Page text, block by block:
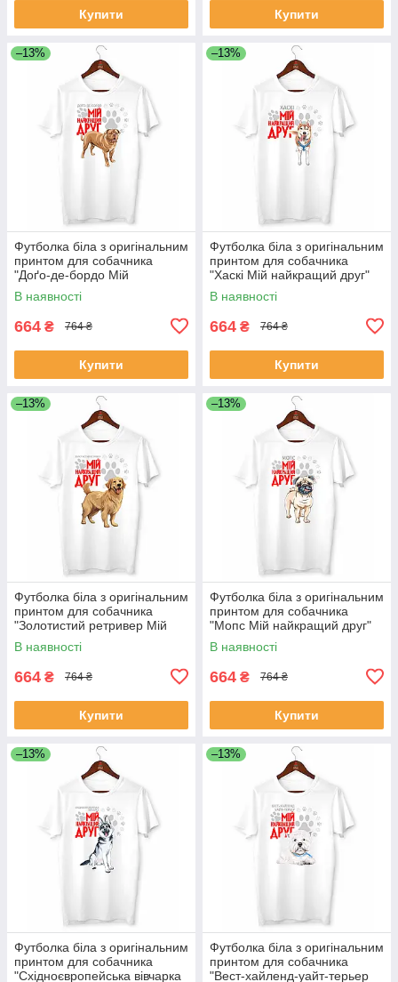
Купити Купити
–13%
Футболка біла з оригінальним
принтом для собачника
"Доґо-де-бордо Мій
найкращий друг" Push IT
В наявності
664 ₴ 764 ₴
Купити
–13%
Футболка біла з оригінальним
принтом для собачника
"Хаскі Мій найкращий друг"
Push IT
В наявності
664 ₴ 764 ₴
Купити
–13%
Футболка біла з оригінальним
принтом для собачника
"Золотистий ретривер Мій
найкращий друг" Push IT
В наявності
664 ₴ 764 ₴
Купити
–13%
Футболка біла з оригінальним
принтом для собачника
"Мопс Мій найкращий друг"
Push IT
В наявності
664 ₴ 764 ₴
Купити
–13%
Футболка біла з оригінальним
принтом для собачника
"Східноєвропейська вівчарка
–13%
Футболка біла з оригінальним
принтом для собачника
"Вест-хайленд-уайт-терьер